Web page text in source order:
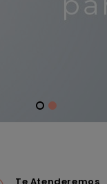
Te Atenderemos